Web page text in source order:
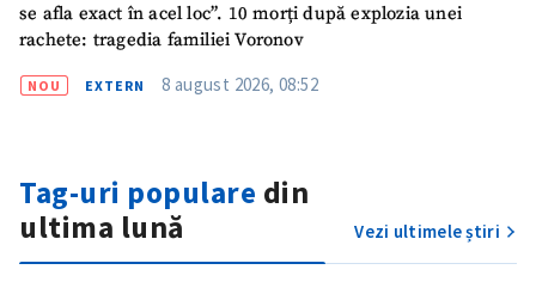
se afla exact în acel loc”. 10 morți după explozia unei
rachete: tragedia familiei Voronov
NOU EXTERN 8 august 2026, 08:52
Tag-uri populare din
ultima lună
Vezi ultimele știri
Sursă anonimă
Telefon
+ Telefon personal
Am citit și sunt de